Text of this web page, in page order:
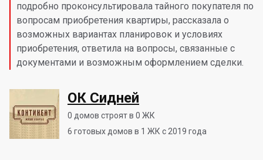
подробно проконсультировала тайного покупателя по
вопросам приобретения квартиры, рассказала о
возможных вариантах планировок и условиях
приобретения, ответила на вопросы, связанные с
документами и возможным оформлением сделки.
ОК Сидней
0 домов строят в 0 ЖК
6 готовых домов в 1 ЖК с 2019 года